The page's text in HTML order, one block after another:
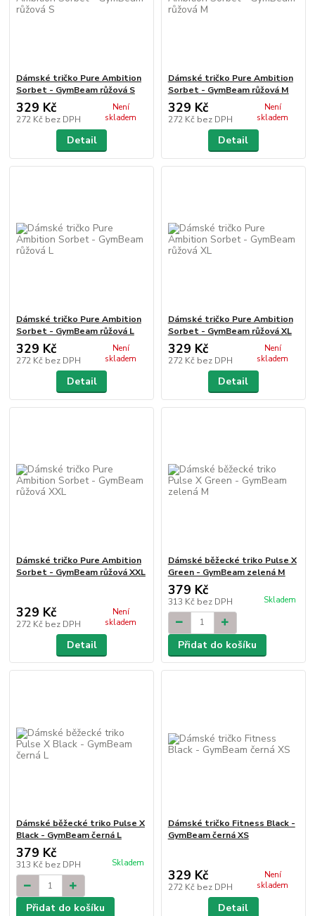
Dámské tričko Pure Ambition
Sorbet - GymBeam růžová S
329 Kč
272 Kč bez DPH
Není
skladem
Detail
Dámské tričko Pure Ambition
Sorbet - GymBeam růžová M
329 Kč
272 Kč bez DPH
Není
skladem
Detail
Dámské tričko Pure Ambition
Sorbet - GymBeam růžová L
329 Kč
272 Kč bez DPH
Není
skladem
Detail
Dámské tričko Pure Ambition
Sorbet - GymBeam růžová XL
329 Kč
272 Kč bez DPH
Není
skladem
Detail
Dámské tričko Pure Ambition
Sorbet - GymBeam růžová XXL
329 Kč
272 Kč bez DPH
Není
skladem
Detail
Dámské běžecké triko Pulse X
Green - GymBeam zelená M
379 Kč
313 Kč bez DPH Skladem
Přidat do košíku
Dámské běžecké triko Pulse X
Black - GymBeam černá L
379 Kč
313 Kč bez DPH Skladem
Přidat do košíku
Dámské tričko Fitness Black -
GymBeam černá XS
329 Kč
272 Kč bez DPH
Není
skladem
Detail